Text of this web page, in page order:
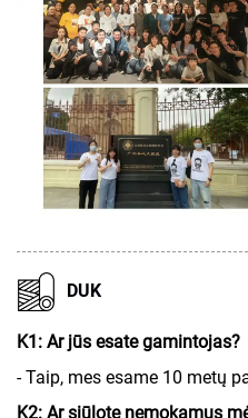
DUK
K1: Ar jūs esate gamintojas?
- Taip, mes esame 10 metų
K2: Ar siūlote nemokamus